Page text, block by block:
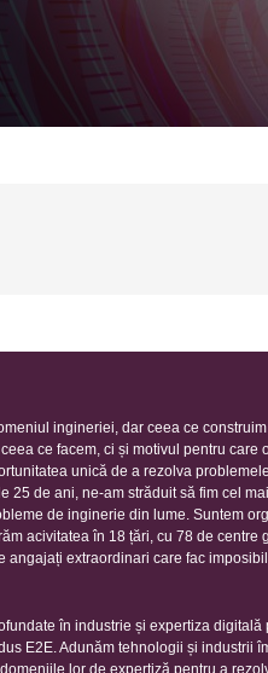
ingineriei, dar ceea ce
ce facem, ci și motivul pentru care
unică de a rezolva
25 de ani, ne-am străduit să fim cel
de inginerie din lume. Suntem
acivitatea în 18 țări, cu 78 de centre
angajați extraordinari care fac
în industrie și expertiza digitală
E2E. Adunăm tehnologii și industrii
lor de expertiză pentru a